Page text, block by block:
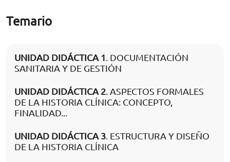
Temario
UNIDAD DIDÁCTICA 1. DOCUMENTACIÓN
SANITARIA Y DE GESTIÓN
UNIDAD DIDÁCTICA 2. ASPECTOS FORMALES
DE LA HISTORIA CLÍNICA: CONCEPTO,
FINALIDAD...
UNIDAD DIDÁCTICA 3. ESTRUCTURA Y DISEÑO
DE LA HISTORIA CLÍNICA